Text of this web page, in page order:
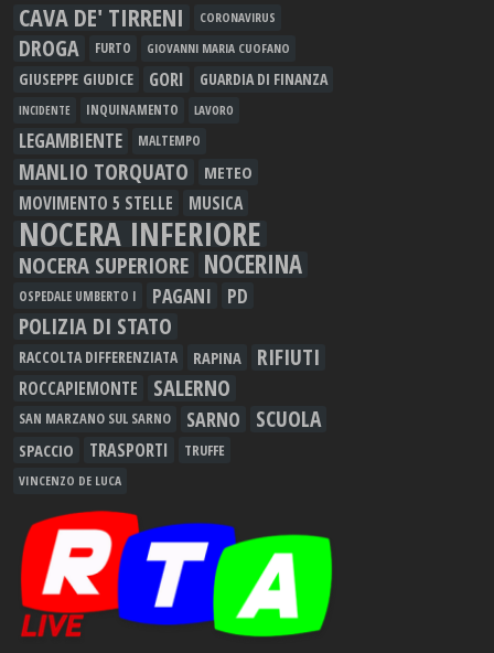
CAVA DE' TIRRENI CORONAVIRUS
DROGA FURTO GIOVANNI MARIA CUOFANO
GIUSEPPE GIUDICE GORI GUARDIA DI FINANZA
INCIDENTE INQUINAMENTO LAVORO
LEGAMBIENTE MALTEMPO
MANLIO TORQUATO METEO
MOVIMENTO 5 STELLE MUSICA
NOCERA INFERIORE
NOCERA SUPERIORE NOCERINA
OSPEDALE UMBERTO I PAGANI PD
POLIZIA DI STATO
RACCOLTA DIFFERENZIATA RAPINA RIFIUTI
ROCCAPIEMONTE SALERNO
SAN MARZANO SUL SARNO SARNO SCUOLA
SPACCIO TRASPORTI TRUFFE
VINCENZO DE LUCA